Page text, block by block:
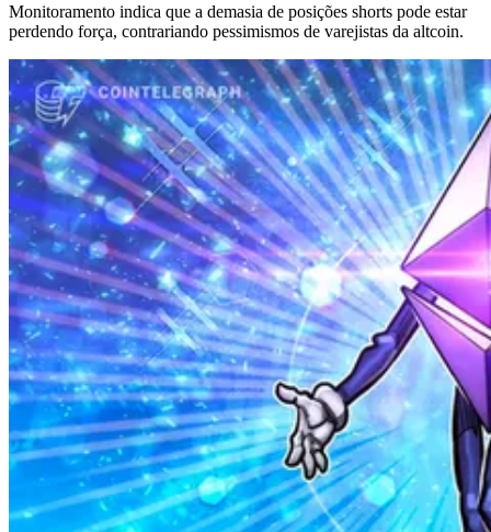
Monitoramento indica que a demasia de posições shorts pode estar
perdendo força, contrariando pessimismos de varejistas da altcoin.